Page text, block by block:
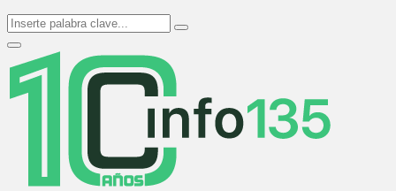
Search
for:
Search
Primary
Menu